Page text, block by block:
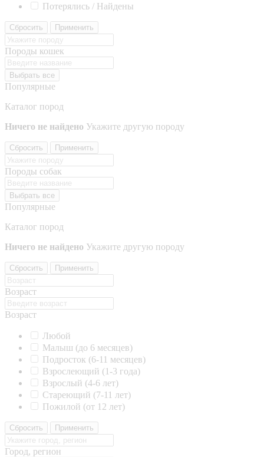
Потерялись / Найдены
Сбросить Применить
Породы кошек
Выбрать все
Популярные
Каталог пород
Ничего не найдено Укажите другую породу
Сбросить Применить
Породы собак
Выбрать все
Популярные
Каталог пород
Ничего не найдено Укажите другую породу
Сбросить Применить
Возраст
Возраст
Любой
Малыш (до 6 месяцев)
Подросток (6-11 месяцев)
Взрослеющий (1-3 года)
Взрослый (4-6 лет)
Стареющий (7-11 лет)
Пожилой (от 12 лет)
Сбросить Применить
Город, регион